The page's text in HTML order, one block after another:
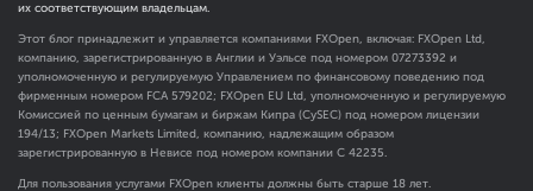
их соответствующим владельцам.
Этот блог принадлежит и управляется компаниями FXOpen, включая: FXOpen Ltd,
компанию, зарегистрированную в Англии и Уэльсе под номером 07273392 и
уполномоченную и регулируемую Управлением по финансовому поведению под
фирменным номером FCA 579202; FXOpen EU Ltd, уполномоченную и регулируемую
Комиссией по ценным бумагам и биржам Кипра (CySEC) под номером лицензии
194/13; FXOpen Markets Limited, компанию, надлежащим образом
зарегистрированную в Невисе под номером компании C 42235.
Для пользования услугами FXOpen клиенты должны быть старше 18 лет.